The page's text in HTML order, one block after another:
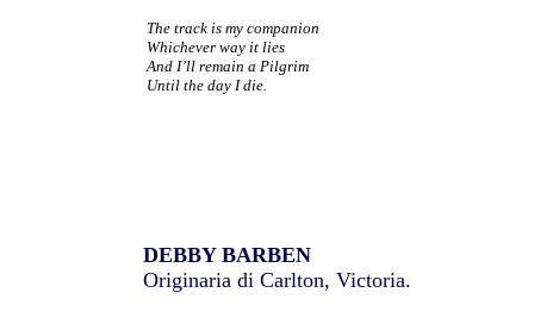
The track is my companion
Whichever way it lies
And I’ll remain a Pilgrim
Until the day I die.
DEBBY BARBEN
Originaria di Carlton, Victoria.